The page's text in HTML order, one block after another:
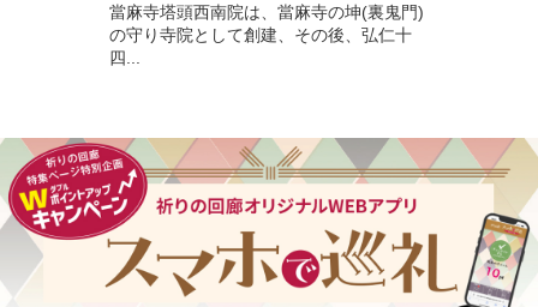
當麻寺塔頭西南院は、當麻寺の坤(裏鬼門)
の守り寺院として創建、その後、弘仁十
四...